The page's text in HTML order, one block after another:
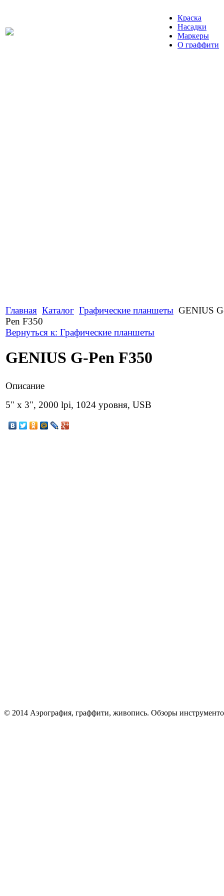
Краска
Насадки
Маркеры
О граффити
Главная Каталог Графические планшеты GENIUS
Pen F350
Вернуться к: Графические планшеты
GENIUS G-Pen F350
Описание
5" x 3", 2000 lpi, 1024 уровня, USB
© 2014 Аэрография, граффити, живопись. Обзоры